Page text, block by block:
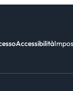
Accessibilità